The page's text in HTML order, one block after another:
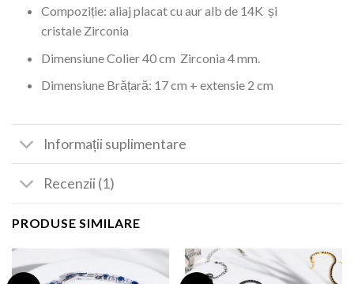
Compoziție: aliaj placat cu aur alb de 14K și
cristale Zirconia
Dimensiune Colier 40 cm Zirconia 4 mm.
Dimensiune Brățară: 17 cm + extensie 2 cm
Informații suplimentare
Recenzii (1)
PRODUSE SIMILARE